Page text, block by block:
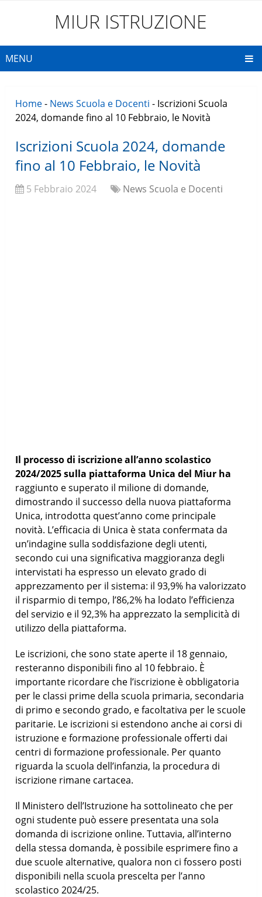
MIUR ISTRUZIONE
MENU
Home- News Scuola e Docenti - Iscrizioni Scuola
2024, domande fino al 10 Febbraio, le Novità
Iscrizioni Scuola 2024, domande
fino al 10 Febbraio, le Novità
5 Febbraio 2024 News Scuola e Docenti
Il processo di iscrizione all’anno scolastico
2024/2025 sulla piattaforma Unica del Miur ha
raggiunto e superato il milione di domande,
dimostrando il successo della nuova piattaforma
Unica, introdotta quest’anno come principale
novità. L’efficacia di Unica è stata confermata da
un’indagine sulla soddisfazione degli utenti,
secondo cui una significativa maggioranza degli
intervistati ha espresso un elevato grado di
apprezzamento per il sistema: il 93,9% ha valorizzato
il risparmio di tempo, l’86,2% ha lodato l’efficienza
del servizio e il 92,3% ha apprezzato la semplicità di
utilizzo della piattaforma.
Le iscrizioni, che sono state aperte il 18 gennaio,
resteranno disponibili fino al 10 febbraio. È
importante ricordare che l’iscrizione è obbligatoria
per le classi prime della scuola primaria, secondaria
di primo e secondo grado, e facoltativa per le scuole
paritarie. Le iscrizioni si estendono anche ai corsi di
istruzione e formazione professionale offerti dai
centri di formazione professionale. Per quanto
riguarda la scuola dell’infanzia, la procedura di
iscrizione rimane cartacea.
Il Ministero dell’Istruzione ha sottolineato che per
ogni studente può essere presentata una sola
domanda di iscrizione online. Tuttavia, all’interno
della stessa domanda, è possibile esprimere fino a
due scuole alternative, qualora non ci fossero posti
disponibili nella scuola prescelta per l’anno
scolastico 2024/25.